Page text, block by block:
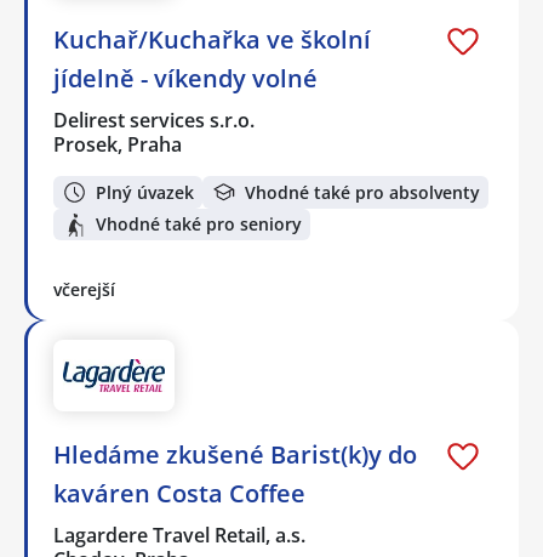
Kuchař/Kuchařka ve školní
jídelně - víkendy volné
Delirest services s.r.o.
Prosek, Praha
Plný úvazek
Vhodné také pro absolventy
Vhodné také pro seniory
včerejší
Hledáme zkušené Barist(k)y do
kaváren Costa Coffee
Lagardere Travel Retail, a.s.